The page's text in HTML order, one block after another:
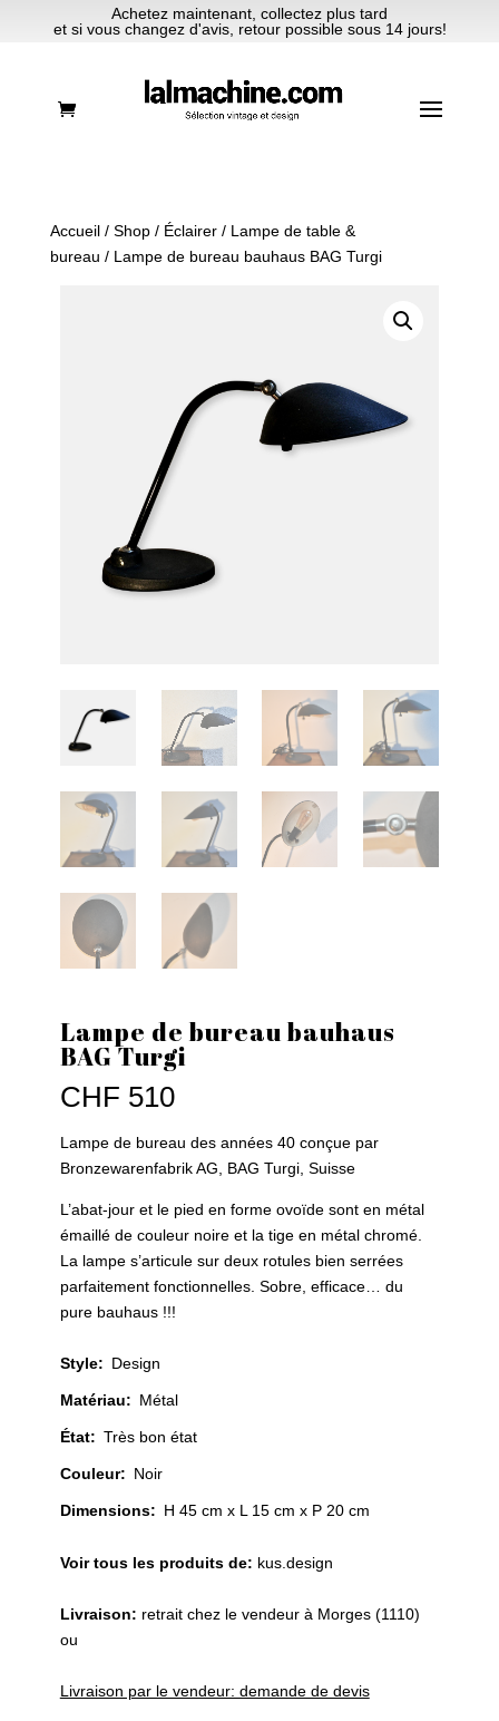
Achetez maintenant, collectez plus tard
et si vous changez d'avis, retour possible sous 14 jours!
Accueil/ Shop/ Éclairer/ Lampe de table &
bureau / Lampe de bureau bauhaus BAG Turgi
Lampe de bureau bauhaus
BAG Turgi
CHF 510
Lampe de bureau des années 40 conçue par
Bronzewarenfabrik AG, BAG Turgi, Suisse
L’abat-jour et le pied en forme ovoïde sont en métal
émaillé de couleur noire et la tige en métal chromé.
La lampe s’articule sur deux rotules bien serrées
parfaitement fonctionnelles. Sobre, efficace… du
pure bauhaus !!!
Style: Design
Matériau: Métal
État: Très bon état
Couleur: Noir
Dimensions: H 45 cm x L 15 cm x P 20 cm
Voir tous les produits de: kus.design
Livraison: retrait chez le vendeur à Morges (1110)
ou
Livraison par le vendeur: demande de devis